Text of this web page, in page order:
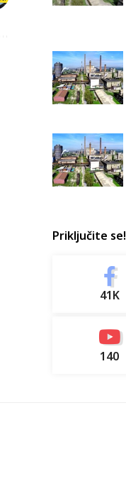
Priključite se!
41K
140